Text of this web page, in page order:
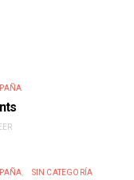
SIN CATEGORÍA